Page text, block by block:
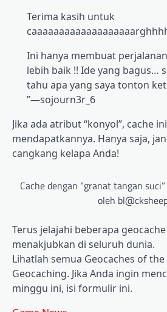
Terima kasih untuk
Ini hanya membuat
lebih baik !! Ide yang bagus…
tahu apa yang saya tonton
”—sojourn3r_6
Jika ada atribut “konyol”, cache
mendapatkannya. Hanya saja,
cangkang kelapa Anda!
Cache dengan “granat tangan
oleh
Terus jelajahi beberapa
menakjubkan di seluruh dunia.
Lihatlah semua Geocaches of
Geocaching. Jika Anda ingin
minggu ini, isi formulir ini.